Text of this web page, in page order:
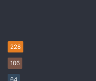
228
106
64